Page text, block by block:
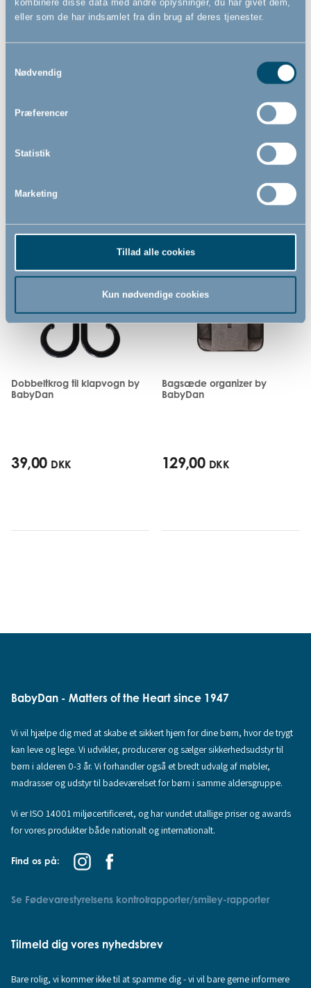
kombinere disse data med andre oplysninger, du har givet dem,
eller som de har indsamlet fra din brug af deres tjenester.
Nødvendig
Præferencer
Statistik
Marketing
Tillad alle cookies
Kun nødvendige cookies
Solskærm by BabyDan
63,00
Bagsædespejl by BabyDan
Dobbeltkrog til klapvogn by
BabyDan
39,00 DKK
Bagsæde organizer by
BabyDan
129,00 DKK
BabyDan - Matters of the Heart since 1947
Vi vil hjælpe dig med at skabe et sikkert hjem for dine børn, hvor de trygt
kan leve og lege. Vi udvikler, producerer og sælger sikkerhedsudstyr til
børn i alderen 0-3 år. Vi forhandler også et bredt udvalg af møbler,
madrasser og udstyr til badeværelset for børn i samme aldersgruppe.
Vi er ISO 14001 miljøcertificeret, og har vundet utallige priser og awards
for vores produkter både nationalt og internationalt.
Find os på:
Se Fødevarestyrelsens kontrolrapporter/smiley-rapporter
Tilmeld dig vores nyhedsbrev
Bare rolig, vi kommer ikke til at spamme dig - vi vil bare gerne informere